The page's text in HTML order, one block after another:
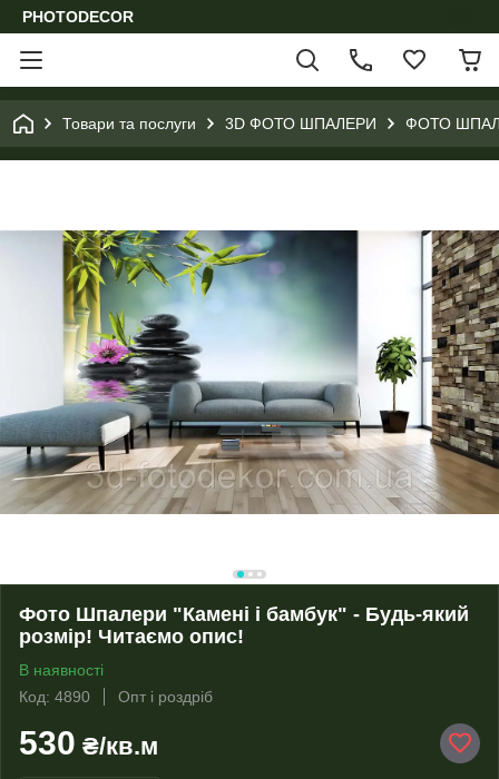
PHOTODECOR
Товари та послуги 3D ФОТО ШПАЛЕРИ ФОТО
Фото Шпалери "Камені і бамбук" - Будь-який
розмір! Читаємо опис!
В наявності
Код: 4890
Опт і роздріб
530 ₴/кв.м